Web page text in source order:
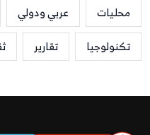
محليات
عربي ودولي
تكنولوجيا
تقارير